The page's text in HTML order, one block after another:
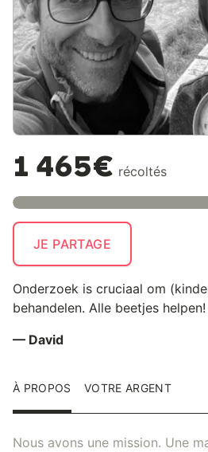
1 465€ récoltés
JE PARTAGE
Onderzoek is cruciaal om
behandelen. Alle beetjes
— David
À PROPOS VOTRE ARGENT
Nous avons une mission. Une